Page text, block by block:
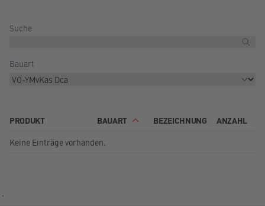
Suche
Bauart
PRODUKT BAUART BEZEICHNUNG ANZAHL
Keine Einträge vorhanden.
´